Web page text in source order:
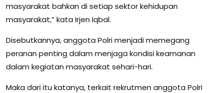
masyarakat bahkan di setiap sektor kehidupan
masyarakat,” kata Irjen Iqbal.
Disebutkannya, anggota Polri menjadi memegang
peranan penting dalam menjaga kondisi keamanan
dalam kegiatan masyarakat sehari-hari.
Maka dari itu katanya, terkait rekrutmen anggota Polri